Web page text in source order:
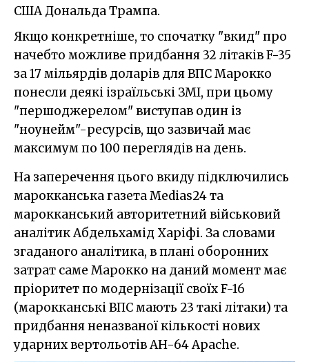
США Дональда Трампа.
Якщо конкретніше, то спочатку "вкид" про
начебто можливе придбання 32 літаків F-35
за 17 мільярдів доларів для ВПС Марокко
понесли деякі ізраїльські ЗМІ, при цьому
"першоджерелом" виступав один із
"ноунейм"-ресурсів, що зазвичай має
максимум по 100 переглядів на день.
На заперечення цього вкиду підключились
марокканська газета Medias24 та
марокканський авторитетний військовий
аналітик Абдельхамід Харіфі. За словами
згаданого аналітика, в плані оборонних
затрат саме Марокко на даний момент має
пріоритет по модернізації своїх F-16
(марокканські ВПС мають 23 такі літаки) та
придбання неназваної кількості нових
ударних вертольотів AH-64 Apache.